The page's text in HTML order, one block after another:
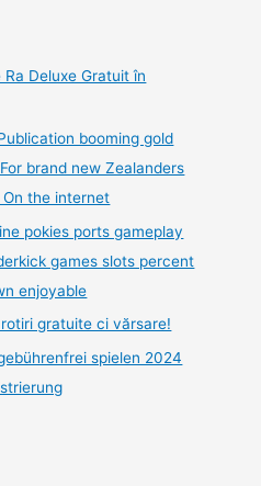
Deluxe Gratuit în
booming gold
brand new Zealanders
On the internet
pokies ports gameplay
games slots percent
enjoyable
gratuite ci vărsare!
spielen 2024